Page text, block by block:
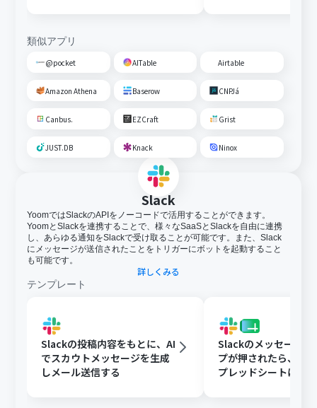
類似アプリ
@pocket AITable Airtable
Amazon Athena Baserow CNPJá
Canbus. EZCraft Grist
JUST.DB Knack Ninox
Slack
YoomではSlackのAPIをノーコードで活用することができます。
YoomとSlackを連携することで、様々なSaaSとSlackを自由に連携
し、あらゆる通知をSlackで受け取ることが可能です。また、Slack
にメッセージが送信されたことをトリガーにボットを起動すること
も可能です。
詳しくみる
テンプレート
Slackの投稿内容をもとに、AI
でスカウトメッセージを生成
しメール送信する
Slackのメッセージに
プが押されたら、
プレッドシートにメ